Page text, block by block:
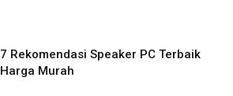
7 Rekomendasi Speaker PC Terbaik
Harga Murah